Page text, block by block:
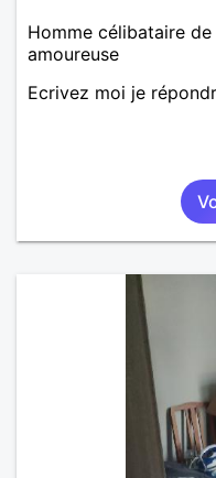
Homme célibataire
amoureuse
Ecrivez moi je